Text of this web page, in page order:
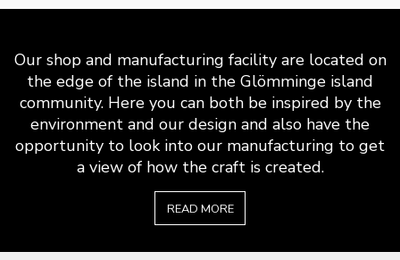
Our shop and manufacturing facility are located on
the edge of the island in the Glömminge island
community. Here you can both be inspired by the
environment and our design and also have the
opportunity to look into our manufacturing to get
a view of how the craft is created.
READ MORE